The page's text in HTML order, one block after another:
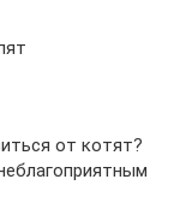
от котят?